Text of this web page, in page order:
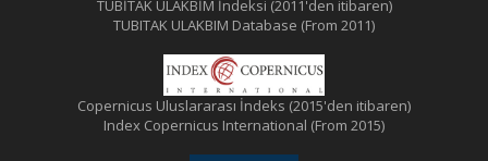
TÜBİTAK ULAKBİM İndeksi (2011'den itibaren)
TUBITAK ULAKBIM Database (From 2011)
Copernicus Uluslararası İndeks (2015'den itibaren)
Index Copernicus International (From 2015)